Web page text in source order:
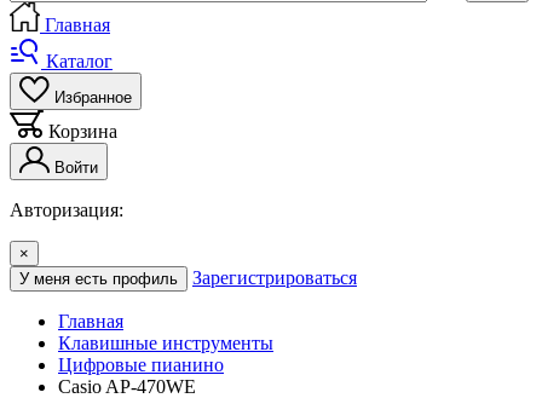
Главная
Каталог
Избранное
Корзина
Войти
Авторизация:
×
У меня есть профиль
Зарегистрироваться
Главная
Клавишные инструменты
Цифровые пианино
Casio AP-470WE